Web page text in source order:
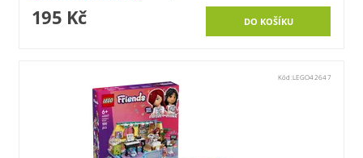
195 Kč
Kód:LEGO42647